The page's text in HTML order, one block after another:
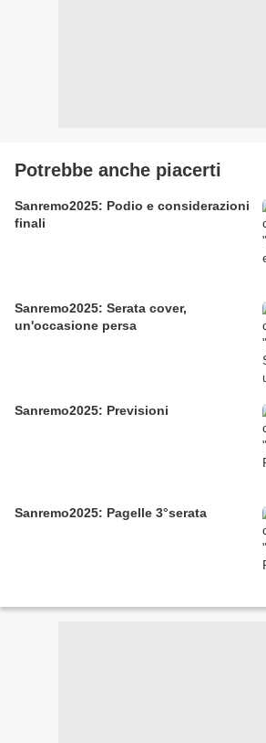
Potrebbe anche piacerti
Sanremo2025: Podio e considerazioni
finali
Sanremo2025: Serata cover,
un'occasione persa
Sanremo2025: Previsioni
Sanremo2025: Pagelle 3°serata